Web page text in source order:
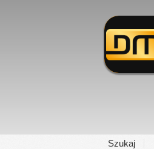
PL|EN
Szukaj